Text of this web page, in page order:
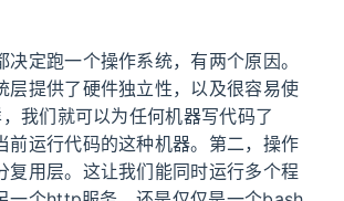
决定跑一个操作系统，有两个原因。
层提供了硬件独立性，以及很容易使
我们就可以为任何机器写代码了
运行代码的这种机器。第二，操作
复用层。这让我们能同时运行多个程